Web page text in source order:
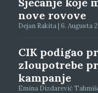
nove rovove
Dejan Rakita | 6. Augusta
CIK podigao
zloupotrebe
kampanje
Emina Dizdarević